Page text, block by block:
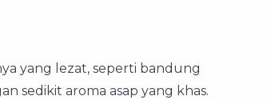
yang lezat, seperti bandung
sedikit aroma asap yang khas.